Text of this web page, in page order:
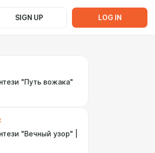
SIGN UP LOG IN
"Путь вожака"
"Вечный узор" |